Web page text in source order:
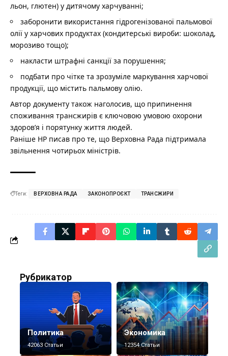
льон, глютен) у дитячому харчуванні;
заборонити використання гідрогенізованої пальмової
олії у харчових продуктах (кондитерські вироби: шоколад,
морозиво тощо);
накласти штрафні санкції за порушення;
подбати про чітке та зрозуміле маркування харчової
продукції, що містить пальмову олію.
Автор документу також наголосив, що припинення
споживання трансжирів є ключовою умовою охорони
здоров’я і порятунку життя людей.
Раніше НР писав про те, що Верховна Рада підтримала
звільнення чотирьох міністрів.
Теги: ВЕРХОВНА РАДА ЗАКОНОПРОЄКТ ТРАНСЖИРИ
Рубрикатор
Политика
42063 Статьи
Экономика
12354 Статьи